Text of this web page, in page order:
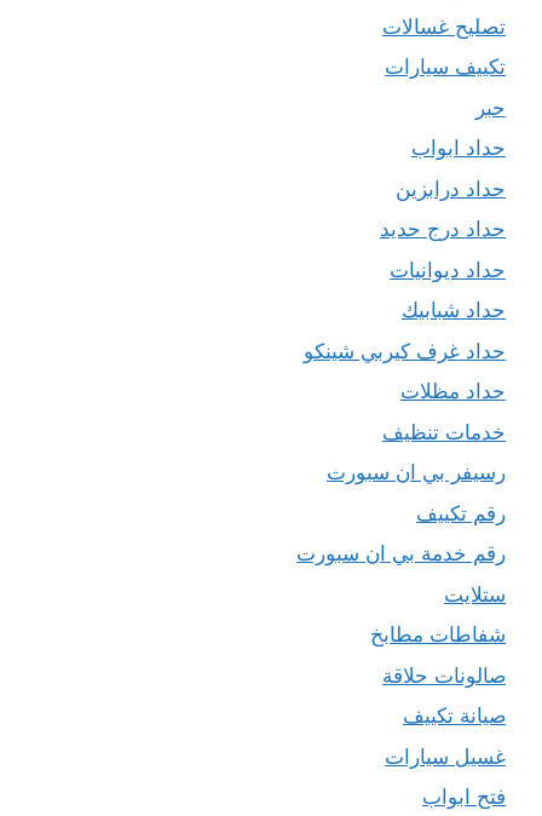
تصليح غسالات
تكييف سيارات
حبر
حداد ابواب
حداد درابزين
حداد درج حديد
حداد ديوانيات
حداد شبابيك
حداد غرف كيربي شينكو
حداد مظلات
خدمات تنظيف
رسيفر بي ان سبورت
رقم تكييف
رقم خدمة بي ان سبورت
ستلايت
شفاطات مطابخ
صالونات حلاقة
صيانة تكييف
غسيل سيارات
فتح ابواب